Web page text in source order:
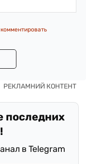
последних
в Telegram